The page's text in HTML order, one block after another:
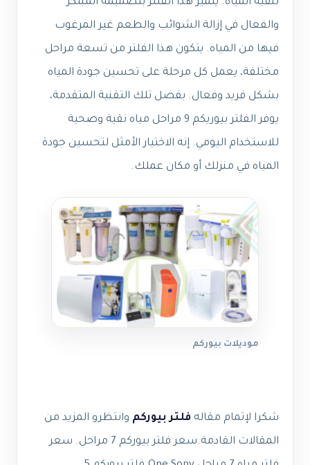
تنقية المياه. يتميز هذا الفلتر بتصميمه المبتكر
والفعال في إزالة الشوائب والطعم غير المرغوب
فيها من المياه. يتكون هذا الفلتر من تسعة مراحل
مختلفة، يعمل كل مرحلة على تحسين جودة المياه
بشكل فريد وفعال. بفضل تلك التقنية المتقدمة،
يوفر الفلتر بيوريكم 9 مراحل مياه نقية وصحية
للاستخدام اليومي. إنه الاختيار الأمثل لتحسين جودة
المياه في منزلك أو مكان عملك.
موديلات بيوركم
شكرا لإتمام مقاله فلتر بيوركم وانتظرو المزيد من
المقالات القادمة.سعر فلتر بيوركم 7 مراحل. سعر